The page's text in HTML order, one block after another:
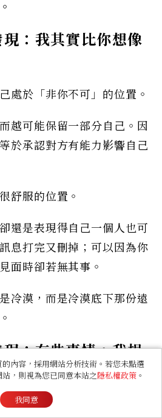
：我其實比你想像
處於「非你不可」的位置。
越可能保留一部分自己。因
於承認對方有能力影響自己
舒服的位置。
還是表現得自己一個人也可
息打完又刪掉；可以因為你
面時卻若無其事。
冷漠，而是冷漠底下那份遠
：有些事情，我根
容易讓大家相信「他真的沒
內容，採用網站分析技術。若您未點選
站，則視為您已同意本站之隱私權政策 。
我同意